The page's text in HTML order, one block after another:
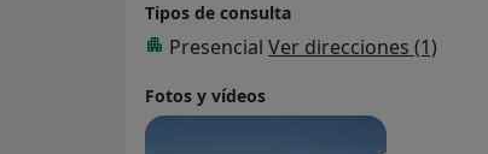
Tipos de consulta
Presencial Ver direcciones (1)
Fotos y vídeos